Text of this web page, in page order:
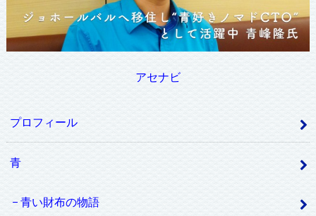
アセナビ
プロフィール
青
青い財布の物語